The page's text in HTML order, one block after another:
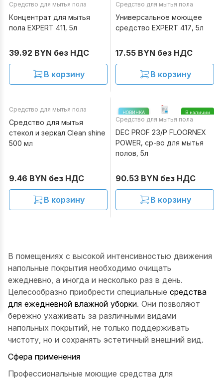
В наличии
Средство для мытья пола
Концентрат для мытья
пола EXPERT 411, 5л
39.92 BYN без НДС
В корзину
В наличии
Средство для мытья пола
Универсальное моющее
средство EXPERT 417, 5л
17.55 BYN без НДС
В корзину
В наличии
Средство для мытья пола
Средство для мытья
стекол и зеркал Clean shine
500 мл
9.46 BYN без НДС
В корзину
НОВИНКА В наличии
Средство для мытья пола
DEC PROF 23/P FLOORNEX
POWER, ср-во для мытья
полов, 5л
90.53 BYN без НДС
В корзину
В помещениях с высокой интенсивностью движения
напольные покрытия необходимо очищать
ежедневно, а иногда и несколько раз в день.
Целесообразно приобрести специальные средства
для ежедневной влажной уборки. Они позволяют
бережно ухаживать за различными видами
напольных покрытий, не только поддерживать
чистоту, но и сохранять эстетичный внешний вид.
Сфера применения
Профессиональные моющие средства для